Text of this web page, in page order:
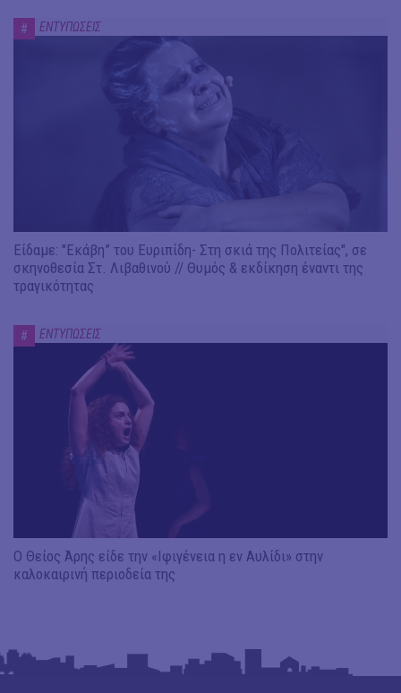
# ΕΝΤΥΠΩΣΕΙΣ
Είδαμε: "Εκάβη” του Ευριπίδη- Στη σκιά της Πολιτείας", σε
σκηνοθεσία Στ. Λιβαθινού // Θυμός & εκδίκηση έναντι της
τραγικότητας
# ΕΝΤΥΠΩΣΕΙΣ
Ο Θείος Άρης είδε την «Ιφιγένεια η εν Αυλίδι» στην
καλοκαιρινή περιοδεία της